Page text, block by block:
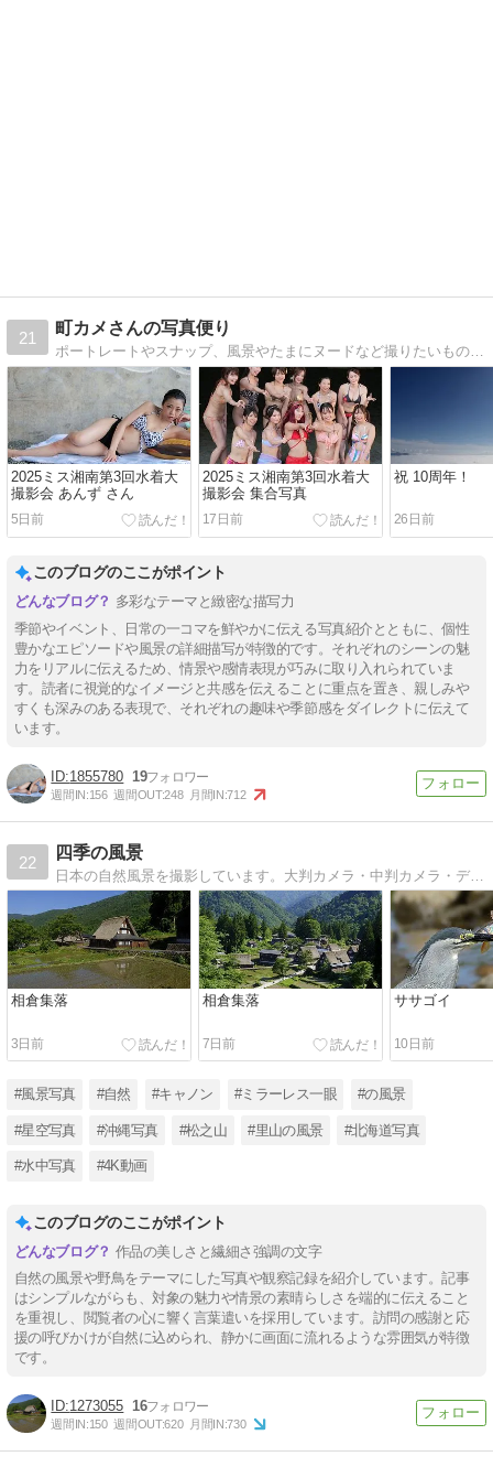
21
町カメさんの写真便り
ポートレートやスナップ、風景やたまにヌードなど撮りたいものを撮っています
2025ミス湘南第3回水着大
撮影会 あんず さん
5日前
2025ミス湘南第3回水着大
撮影会 集合写真
17日前
祝 10周年！
26日前
このブログのここがポイント
多彩なテーマと緻密な描写力
季節やイベント、日常の一コマを鮮やかに伝える写真紹介とともに、個性
豊かなエピソードや風景の詳細描写が特徴的です。それぞれのシーンの魅
力をリアルに伝えるため、情景や感情表現が巧みに取り入れられていま
す。読者に視覚的なイメージと共感を伝えることに重点を置き、親しみや
すくも深みのある表現で、それぞれの趣味や季節感をダイレクトに伝えて
います。
1855780 19
週間IN:156 週間OUT:248 月間IN:712
22
四季の風景
日本の自然風景を撮影しています。大判カメラ・中判カメラ・デジタル一眼カメラを使用して日本中を駆け回っています。
相倉集落
3日前
相倉集落
7日前
ササゴイ
10日前
#風景写真 #自然 #キャノン #ミラーレス一眼 #の風景
#星空写真 #沖縄写真 #松之山 #里山の風景 #北海道写真
#水中写真 #4K動画
このブログのここがポイント
作品の美しさと繊細さ強調の文字
自然の風景や野鳥をテーマにした写真や観察記録を紹介しています。記事
はシンプルながらも、対象の魅力や情景の素晴らしさを端的に伝えること
を重視し、閲覧者の心に響く言葉遣いを採用しています。訪問の感謝と応
援の呼びかけが自然に込められ、静かに画面に流れるような雰囲気が特徴
です。
1273055 16
週間IN:150 週間OUT:620 月間IN:730